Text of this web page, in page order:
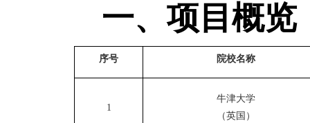
一、项目概览
序号 院校名称
1
牛津大学
（英国）